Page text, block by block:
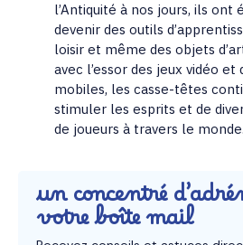
l’Antiquité à nos jours, ils ont
devenir des outils
loisir et même des objets
avec l’essor des jeux vidéo et
mobiles, les casse-têtes
stimuler les esprits et de
de joueurs à travers le monde.
un concentré
votre boîte mail